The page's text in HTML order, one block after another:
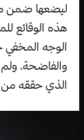
ليضعها ضمن
هذه الوقائع
الوجه المخفي
والفاضحة،
الذي حققه